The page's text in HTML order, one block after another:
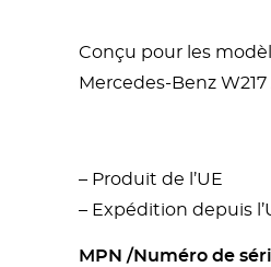
Conçu pour les
Mercedes-Benz
– Produit de l’UE
– Expédition depuis
MPN /Numéro de